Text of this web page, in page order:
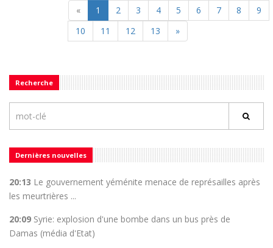
« 1 2 3 4 5 6 7 8
9
10
11 12 13 »
Recherche
Dernières nouvelles
20:13 Le gouvernement yéménite menace de représailles après
les meurtrières ...
20:09 Syrie: explosion d'une bombe dans un bus près de
Damas (média d'Etat)